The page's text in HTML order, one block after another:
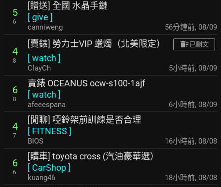
5
6
[贈送] 全國 水晶手鏈
[give ]
canniweng 56分鐘前, 08/09
4
8
[賣錶] 勞力士VIP 蠟燭（北美限定） 已刪文
[watch ]
ClayCh 5小時前, 08/09
6
8
賣錶 OCEANUS ocw-s100-1ajf
[watch ]
afeeespana 6小時前, 08/09
4
7
[閒聊] 啞鈴架前訓練是否合理
[ FITNESS ]
BIOS 16小時前, 08/08
6
6
[購車] toyota cross (汽油豪華選）
[ CarShop]
kuang46 18小時前, 08/08